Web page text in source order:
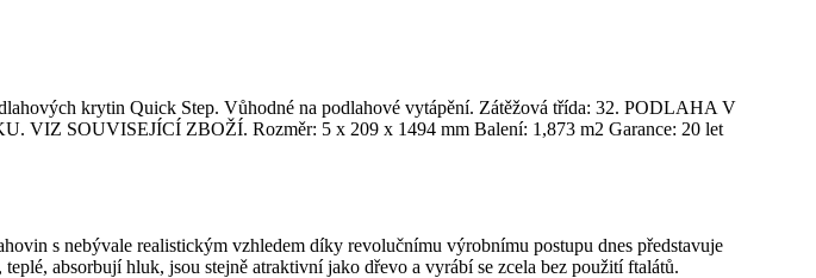
krytin Quick Step. Vůhodné na podlahové vytápění. Zátěžová třída: 32. PODLAHA V
SOUVISEJÍCÍ ZBOŽÍ. Rozměr: 5 x 209 x 1494 mm Balení: 1,873 m2 Garance: 20 let
s nebývale realistickým vzhledem díky revolučnímu výrobnímu postupu dnes představuje
absorbují hluk, jsou stejně atraktivní jako dřevo a vyrábí se zcela bez použití ftalátů.